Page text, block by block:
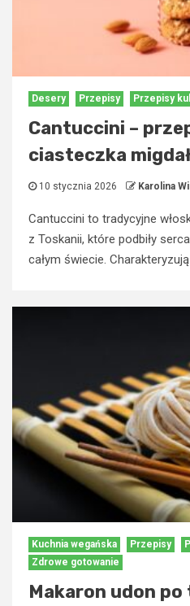
Desery Przepisy Przepisy
Cantuccini –
ciasteczka
10 stycznia 2026 Karolina
Cantuccini to tradycyjne
z Toskanii, które podbiły
całym świecie.
Kuchnia wegańska Przepisy
Zdrowe gotowanie
Makaron udon